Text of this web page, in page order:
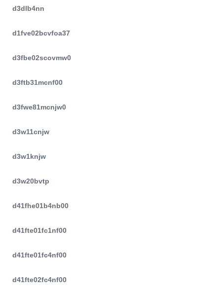
d3dlb4nn
d1fve02bcvfoa37
d3fbe02scovmw0
d3ftb31mcnf00
d3fwe81mcnjw0
d3w11cnjw
d3w1knjw
d3w20bvtp
d41fhe01b4nb00
d41fte01fc1nf00
d41fte01fc4nf00
d41fte02fc4nf00